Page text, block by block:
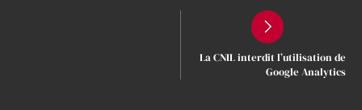
La CNIL interdit l’utilisation de
Google Analytics